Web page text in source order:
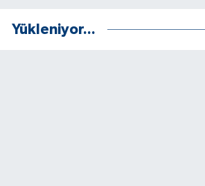
Yükleniyor...